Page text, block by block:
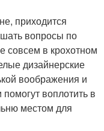
приходится
вопросы по
совсем в крохотном
дизайнерские
воображения и
воплотить в
местом для